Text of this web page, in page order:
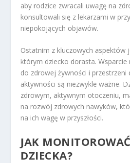
aby rodzice zwracali uwagę na
konsultowali się z lekarzami w
niepokojących objawów.
Ostatnim z kluczowych aspektów
którym dziecko dorasta.
do zdrowej żywności i przestrzeni
aktywności są niezwykle ważne.
zdrowym, aktywnym otoczeniu,
na rozwój zdrowych nawyków,
na ich wagę w przyszłości.
JAK
DZIECKA?